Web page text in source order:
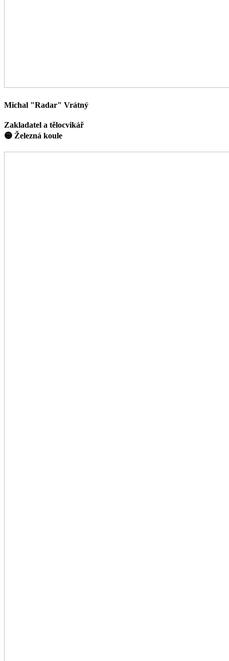
Michal "Radar" Vrátný
Zakladatel a tělocvikář
🟡 Železná koule